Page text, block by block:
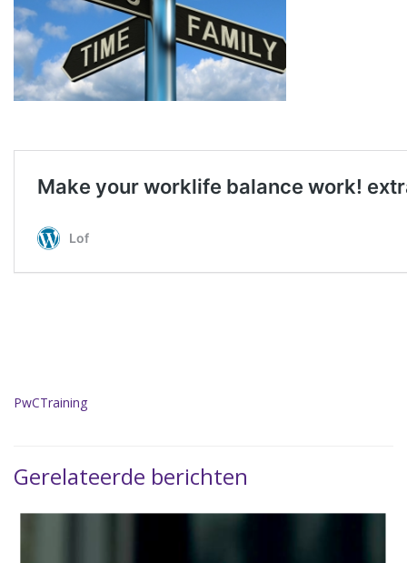
PwCTraining
Gerelateerde berichten